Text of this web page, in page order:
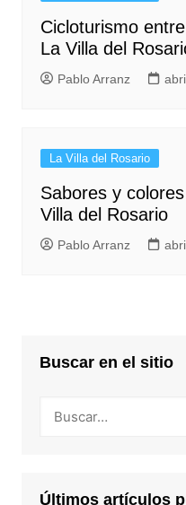
Cicloturismo
La Villa del
Pablo Arranz
La Villa del Rosario
Sabores y
Villa del Rosario
Pablo Arranz
Buscar en el sitio
Últimos artículos